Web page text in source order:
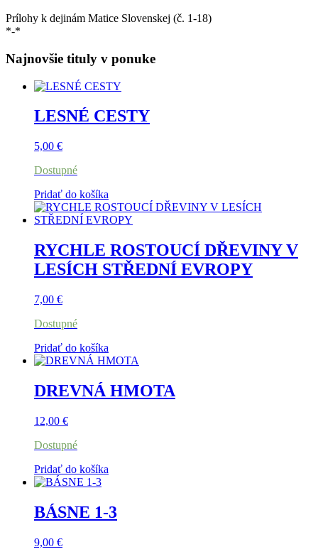
Prílohy k dejinám Matice Slovenskej (č. 1-18)
*-*
Najnovšie tituly v ponuke
LESNÉ CESTY
5,00 €
Dostupné
Pridať do košíka
RYCHLE ROSTOUCÍ DŘEVINY V
LESÍCH STŘEDNÍ EVROPY
7,00 €
Dostupné
Pridať do košíka
DREVNÁ HMOTA
12,00 €
Dostupné
Pridať do košíka
BÁSNE 1-3
9,00 €